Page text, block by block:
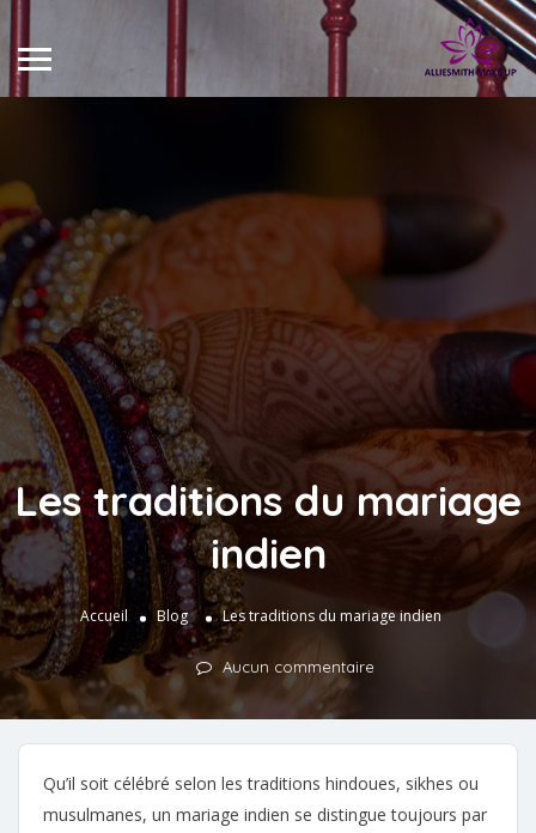
Les traditions du mariage
indien
Accueil Blog Les traditions du mariage indien
Aucun commentaire
Qu’il soit célébré selon les traditions hindoues, sikhes ou
musulmanes, un mariage indien se distingue toujours par